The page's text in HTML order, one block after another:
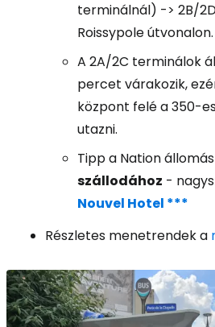
terminálnál) -> 2B/
Roissypole útvonalon.
A 2A/2C terminálok
percet várakozik,
központ felé a 350-
utazni.
Tipp a Nation
szállodához -
Nouvel Hotel ***
Részletes menetrendek a